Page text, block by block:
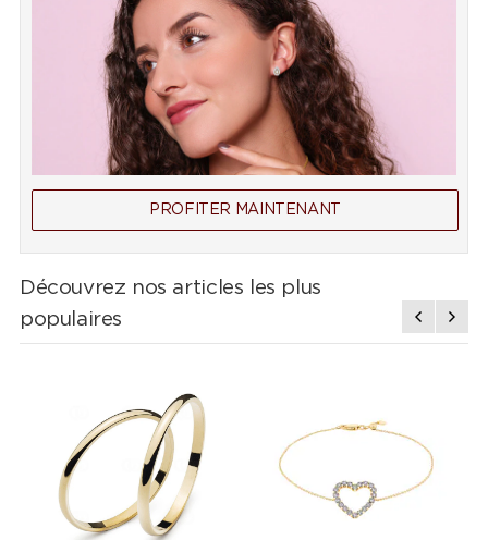
PROFITER MAINTENANT
Découvrez nos articles les plus
populaires